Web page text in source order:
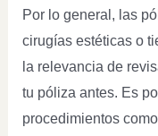
Por lo general, las
cirugías estéticas o
la relevancia de
tu póliza antes. Es
procedimientos